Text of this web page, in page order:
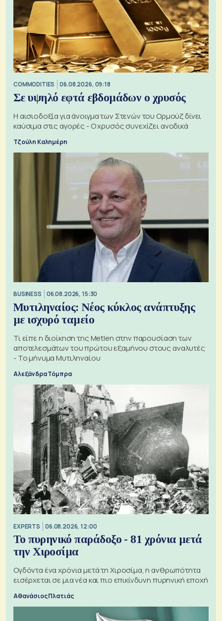
COMMODITIES 06.08.2026, 09:18
Σε υψηλό εφτά εβδομάδων ο χρυσός
Η αισιοδοξία για άνοιγμα των Στενών του Ορμούζ δίνει
καύσιμα στις αγορές - Ο χρυσός συνεχίζει ανοδικά
Τζούλη Καλημέρη
BUSINESS 06.08.2026, 15:30
Μυτιληναίος: Νέος κύκλος ανάπτυξης
με ισχυρό ταμείο
Τι είπε η διοίκηση της Metlen στην παρουσίαση των
αποτελεσμάτων του πρώτου εξαμήνου στους αναλυτές
- Το μήνυμα Μυτιληναίου
Αλεξάνδρα Τόμπρα
EXPERTS 06.08.2026, 12:00
Το πυρηνικό παράδοξο - 81 χρόνια μετά
την Χιροσίμα
Ογδόντα ένα χρόνια μετά τη Χιροσίμα, η ανθρωπότητα
εισέρχεται σε μια νέα και πιο επικίνδυνη πυρηνική εποχή
Αθανάσιος Πλατιάς